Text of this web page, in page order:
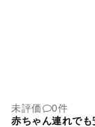
未評価
0件
赤ちゃん連れで